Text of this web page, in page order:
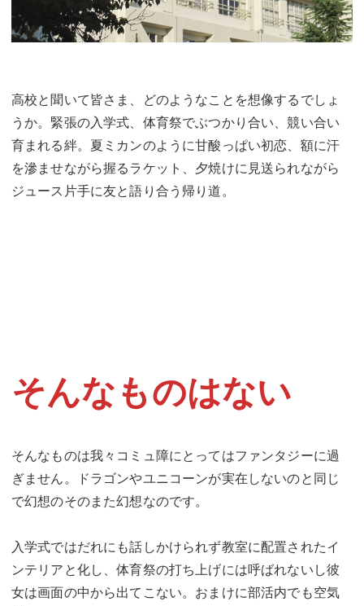
高校と聞いて皆さま、どのようなことを想像するでしょ
うか。緊張の入学式、体育祭でぶつかり合い、競い合い
育まれる絆。夏ミカンのように甘酸っぱい初恋、額に汗
を滲ませながら握るラケット、夕焼けに見送られながら
ジュース片手に友と語り合う帰り道。
そんなものはない
そんなものは我々コミュ障にとってはファンタジーに過
ぎません。ドラゴンやユニコーンが実在しないのと同じ
で幻想のそのまた幻想なのです。
入学式ではだれにも話しかけられず教室に配置されたイ
ンテリアと化し、体育祭の打ち上げには呼ばれないし彼
女は画面の中から出てこない。おまけに部活内でも空気